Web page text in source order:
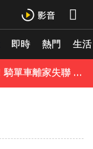
即時 熱門 生活
SEVENTEEN勝寬、Dino同天入伍！玟奎9月服替代役
泰男團Dragon 5男星爆死訊！騎單車離家失聯 陳屍河中驚見「20公斤重物」